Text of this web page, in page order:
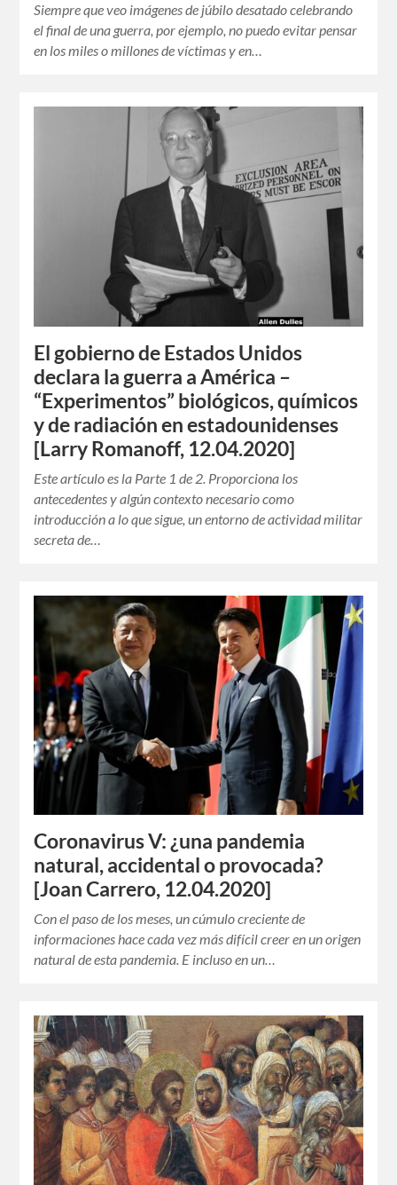
Siempre que veo imágenes de júbilo desatado celebrando
el final de una guerra, por ejemplo, no puedo evitar pensar
en los miles o millones de víctimas y en…
El gobierno de Estados Unidos
declara la guerra a América –
“Experimentos” biológicos, químicos
y de radiación en estadounidenses
[Larry Romanoff, 12.04.2020]
Este artículo es la Parte 1 de 2. Proporciona los
antecedentes y algún contexto necesario como
introducción a lo que sigue, un entorno de actividad militar
secreta de…
Coronavirus V: ¿una pandemia
natural, accidental o provocada?
[Joan Carrero, 12.04.2020]
Con el paso de los meses, un cúmulo creciente de
informaciones hace cada vez más difícil creer en un origen
natural de esta pandemia. E incluso en un…